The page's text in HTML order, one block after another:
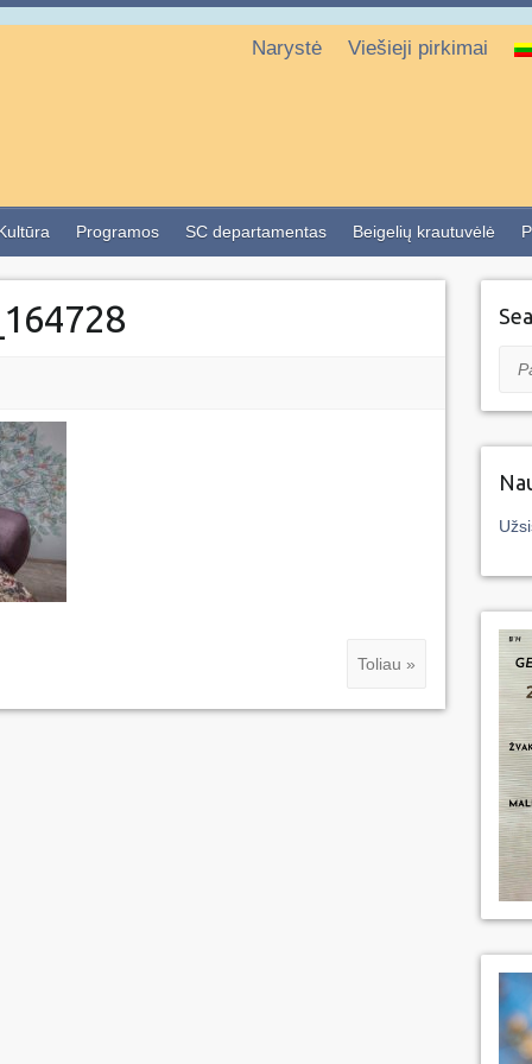
Narystė Viešieji pirkimai
Programos SC departamentas Beigelių krautuvėlė
Toliau »